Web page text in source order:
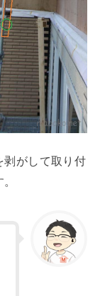
剥がして取り付